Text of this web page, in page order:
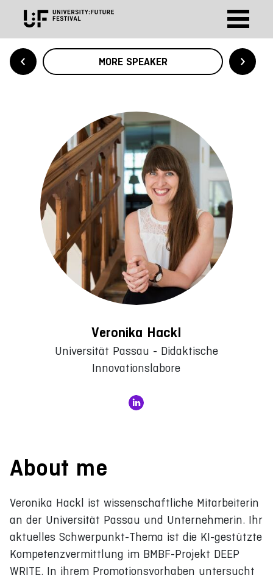
MORE SPEAKER
Veronika Hackl
Universität Passau - Didaktische
Innovationslabore
About me
Veronika Hackl ist wissenschaftliche Mitarbeiterin
an der Universität Passau und Unternehmerin. Ihr
aktuelles Schwerpunkt-Thema ist die KI-gestützte
Kompetenzvermittlung im BMBF-Projekt DEEP
WRITE. In ihrem Promotionsvorhaben untersucht